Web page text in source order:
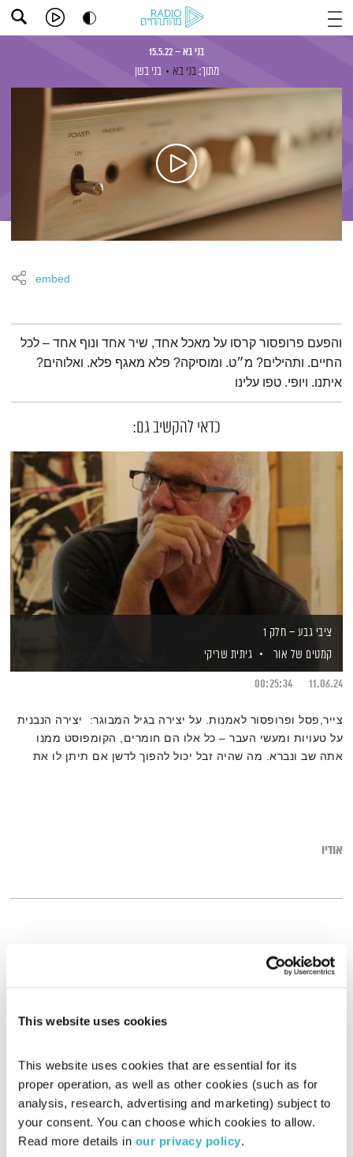
This website uses cookies
This website uses cookies that are essential for its
proper operation, as well as other cookies (such as for
analysis, research, advertising and marketing) subject to
your consent. You can choose which cookies to allow.
Read more details in our privacy policy.
בני בא – 15.5.22
מתוך: בני בא בני בשן
embed
תמצית הפודקאסט
והפעם פרופסור קרסו על מאכל אחד, שיר אחד ונוף אחד – לכל
החיים. ותהילים? מ״ט. ומוסיקה? פלא מאגף פלא. ואלוהים?
איתנו. ויופי. טפו עלינו
כדאי להקשיב גם:
ציבי גבע – חלק 1
קמטים של אור
גיתית שריקי
11.06.24
00:25:34
צייר,פסל ופרופסור לאמנות. על יצירה בגיל המבוגר: יצירה הנבנית
על טעויות ומעשי העבר – כל אלו הם חומרים, הקומפוסט ממנו
אתה שב ונברא. מה שהיה זבל יכול להפוך לדשן אם תיתן לו את
אודיו
יוסי מרשק באולפן
מופע הרדיו של גוטליב וברובינסקי
ירון ברובינסקי ואורי גוטליב